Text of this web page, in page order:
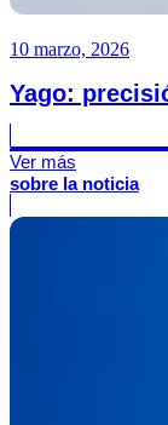
10 marzo, 2026
Yago:
Ver más
sobre la noticia